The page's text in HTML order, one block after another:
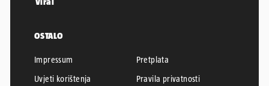
OSTALO
Impressum
Pretplata
Uvjeti korištenja
Pravila privatnosti